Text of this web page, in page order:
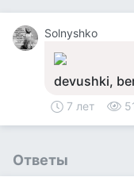
Solnyshko
devushki,
7 лет
Ответы